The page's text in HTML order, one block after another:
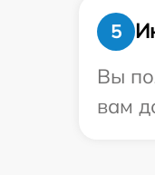
5
Вы
вам